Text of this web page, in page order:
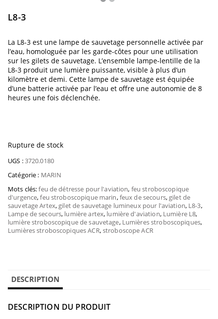
L8-3
La L8-3 est une lampe de sauvetage personnelle activée par
l’eau, homologuée par les garde-côtes pour une utilisation
sur les gilets de sauvetage. L’ensemble lampe-lentille de la
L8-3 produit une lumière puissante, visible à plus d’un
kilomètre et demi. Cette lampe de sauvetage est équipée
d’une batterie activée par l’eau et offre une autonomie de 8
heures une fois déclenchée.
Rupture de stock
UGS :3720.0180
Catégorie : MARIN
Mots clés:feu de détresse pour l'aviation, feu stroboscopique
d'urgence,feu stroboscopique marin,feux de secours, gilet de
sauvetage Artex, gilet de sauvetage lumineux pour l'aviation, L8-3,
Lampe de secours, lumière artex, lumière d'aviation, Lumière L8,
lumière stroboscopique de sauvetage, Lumières stroboscopiques,
Lumières stroboscopiques ACR,stroboscope ACR
DESCRIPTION
DESCRIPTION DU PRODUIT